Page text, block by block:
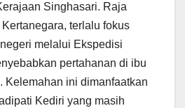
Singhasari. Raja
terlalu fokus
melalui Ekspedisi
pertahanan di ibu
Kelemahan ini dimanfaatkan
Kediri yang masih